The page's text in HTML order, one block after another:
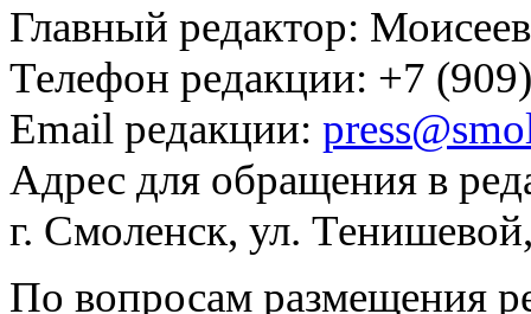
Главный редактор:
Телефон редакции: +7
Email редакции:
Адрес для обращения в
г. Смоленск, ул.
По вопросам размещения